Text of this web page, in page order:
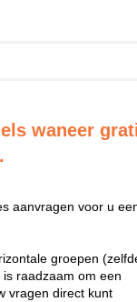
waneer
aanvragen voor u
groepen
raadzaam om een
vragen direct kunt